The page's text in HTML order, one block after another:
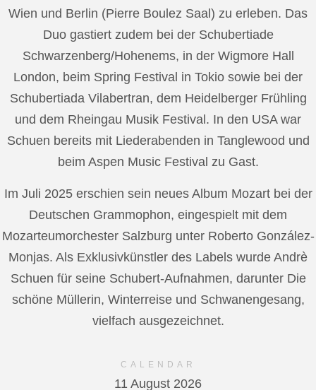
Wien und Berlin (Pierre Boulez Saal) zu erleben. Das
Duo gastiert zudem bei der Schubertiade
Schwarzenberg/Hohenems, in der Wigmore Hall
London, beim Spring Festival in Tokio sowie bei der
Schubertiada Vilabertran, dem Heidelberger Frühling
und dem Rheingau Musik Festival. In den USA war
Schuen bereits mit Liederabenden in Tanglewood und
beim Aspen Music Festival zu Gast.
Im Juli 2025 erschien sein neues Album Mozart bei der
Deutschen Grammophon, eingespielt mit dem
Mozarteumorchester Salzburg unter Roberto González-
Monjas. Als Exklusivkünstler des Labels wurde Andrè
Schuen für seine Schubert-Aufnahmen, darunter Die
schöne Müllerin, Winterreise und Schwanengesang,
vielfach ausgezeichnet.
CALENDAR
11 August 2026